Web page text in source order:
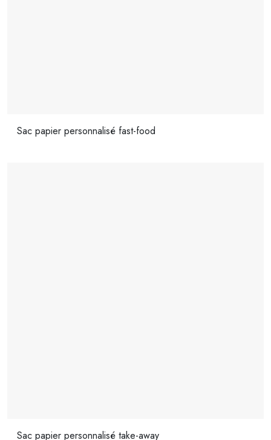
Sac papier personnalisé fast-food
Sac papier personnalisé take-away